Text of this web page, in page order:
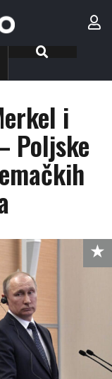
i
Poljske